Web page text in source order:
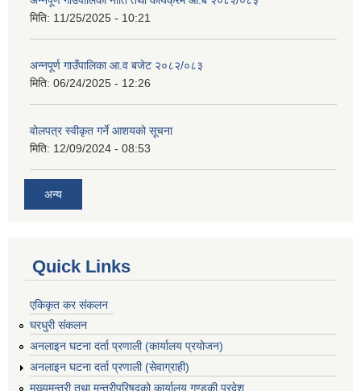
मिति: 11/25/2025 - 10:21
अन्नपूर्ण गाउँपालिका आ.व बजेट २०८२/०८३
मिति: 06/24/2025 - 12:26
वोलपत्र स्वीकृत गर्ने आशयको सूचना
मिति: 12/09/2024 - 08:53
अन्य
Quick Links
एकिकृत कर संकलन
घरधुरी संकलन
अनलाइन घटना दर्ता प्रणाली (कार्यालय प्रयोजन)
अनलाइन घटना दर्ता प्रणाली (सेवाग्राही)
मुख्यमन्त्री तथा मन्त्रीपरिषद्को कार्यालय,गण्डकी प्रदेश